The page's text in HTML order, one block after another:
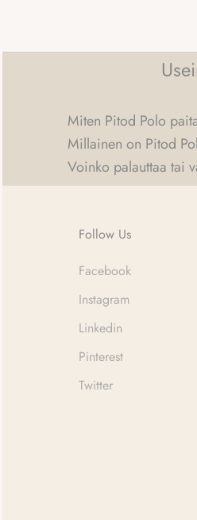
Miten Pitod Polo
Millainen on Pitod
Voinko palauttaa tai
Follow Us
Facebook
Instagram
Linkedin
Pinterest
Twitter